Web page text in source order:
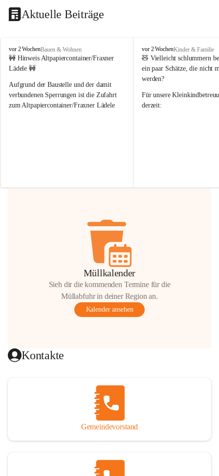
Aktuelle Beiträge
F
r
a
e
r
n
vor 2 WochenBauen & Wohnen
🚧 Hinweis Altpapiercontainer/Fraxner
Lädele 🚧
Aufgrund der Baustelle und der damit
verbundenen Sperrungen ist die Zufahrt
zum Altpapiercontainer/Fraxner Lädele
Hilfsbereitschaft!
F
r
a
x
r
n
vor 2 WochenKinder & Familie
🧸 Vielleicht schlummern
ein paar Schätze, die nicht
werden?
Für unsere
derzeit:
Müllkalender
Sieh dir die kommenden Termine für die
Müllabfuhr in deiner Region an.
Kalender ansehen
Kontakte
Gemeindevorstand